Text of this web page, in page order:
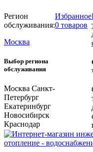
Регион
обслуживания:
Москва
Выбор региона
обслуживания
Москва Санкт-
Петербург
Екатеринбург
Новосибирск
Краснодар
Избранное
0 товаров
отопление -